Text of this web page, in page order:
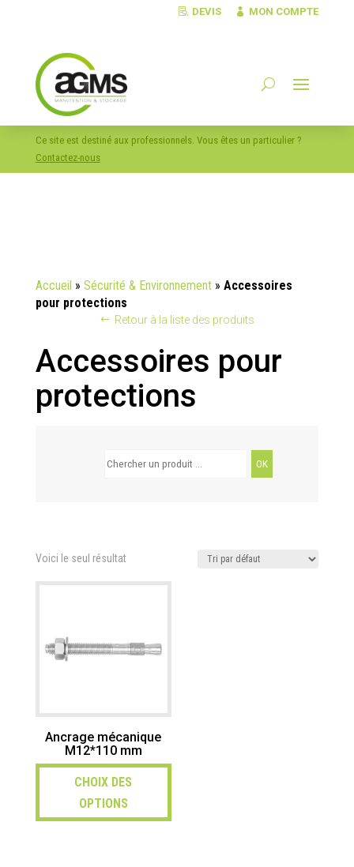
DEVIS MON COMPTE
Ce site est destiné aux professionnels. Vous êtes un particulier ?
Contactez-nous
Accueil » Sécurité & Environnement» Accessoires
pour protections
Retour à la liste des produits
Accessoires pour
protections
Search
Voici le seul résultat
Ancrage mécanique
M12*110 mm
CHOIX DES
OPTIONS